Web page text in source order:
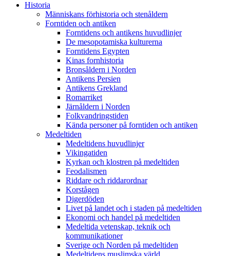
Historia
Människans förhistoria och stenåldern
Forntiden och antiken
Forntidens och antikens huvudlinjer
De mesopotamiska kulturerna
Forntidens Egypten
Kinas fornhistoria
Bronsåldern i Norden
Antikens Persien
Antikens Grekland
Romarriket
Järnåldern i Norden
Folkvandringstiden
Kända personer på forntiden och antiken
Medeltiden
Medeltidens huvudlinjer
Vikingatiden
Kyrkan och klostren på medeltiden
Feodalismen
Riddare och riddarordnar
Korstågen
Digerdöden
Livet på landet och i staden på medeltiden
Ekonomi och handel på medeltiden
Medeltida vetenskap, teknik och
kommunikationer
Sverige och Norden på medeltiden